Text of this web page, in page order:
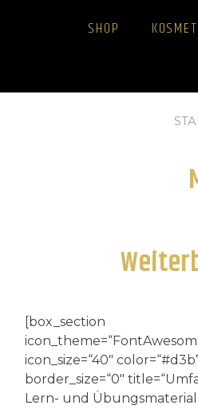
SHOP
[box_section
icon_size=“40″
border_size=“0″
Lern- und